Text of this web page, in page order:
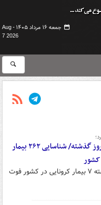
جمعه ۱۶ مرداد ۱۴۰۵ -
Aug
7 2026
۷ فوتی در شبانه روز گذشته/ شناسایی ۲۶۲ بیمار
کشور
در شبانه روز گذشته ۷ بیمار کرونایی در کشور فوت